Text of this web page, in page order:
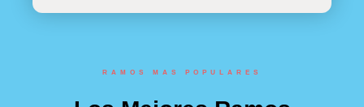
RAMOS MAS POPULARES